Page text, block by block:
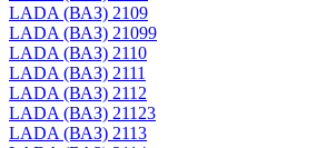
LADA (ВАЗ) 2109
LADA (ВАЗ) 21099
LADA (ВАЗ) 2110
LADA (ВАЗ) 2111
LADA (ВАЗ) 2112
LADA (ВАЗ) 21123
LADA (ВАЗ) 2113